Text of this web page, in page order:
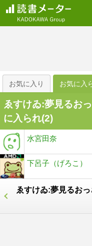
お気に入り お気に入
ゑすけゐ:夢見るお
に入られ(2)
水宮田奈
下呂子（げろこ）
ゑすけゐ:夢見るお